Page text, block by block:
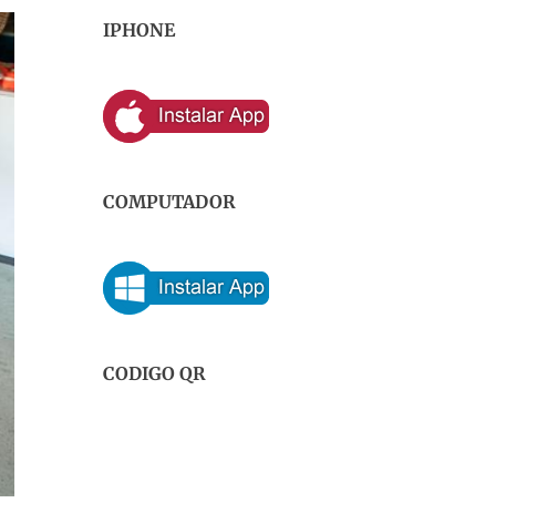
IPHONE
COMPUTADOR
CODIGO QR